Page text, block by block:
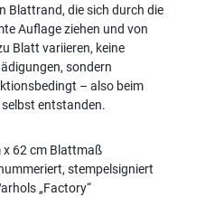
Blattrand, die sich durch die
Auflage ziehen und von
Blatt variieren, keine
sondern
– also beim
selbst entstanden.
x 62 cm Blattmaß
stempelsigniert
„Factory“